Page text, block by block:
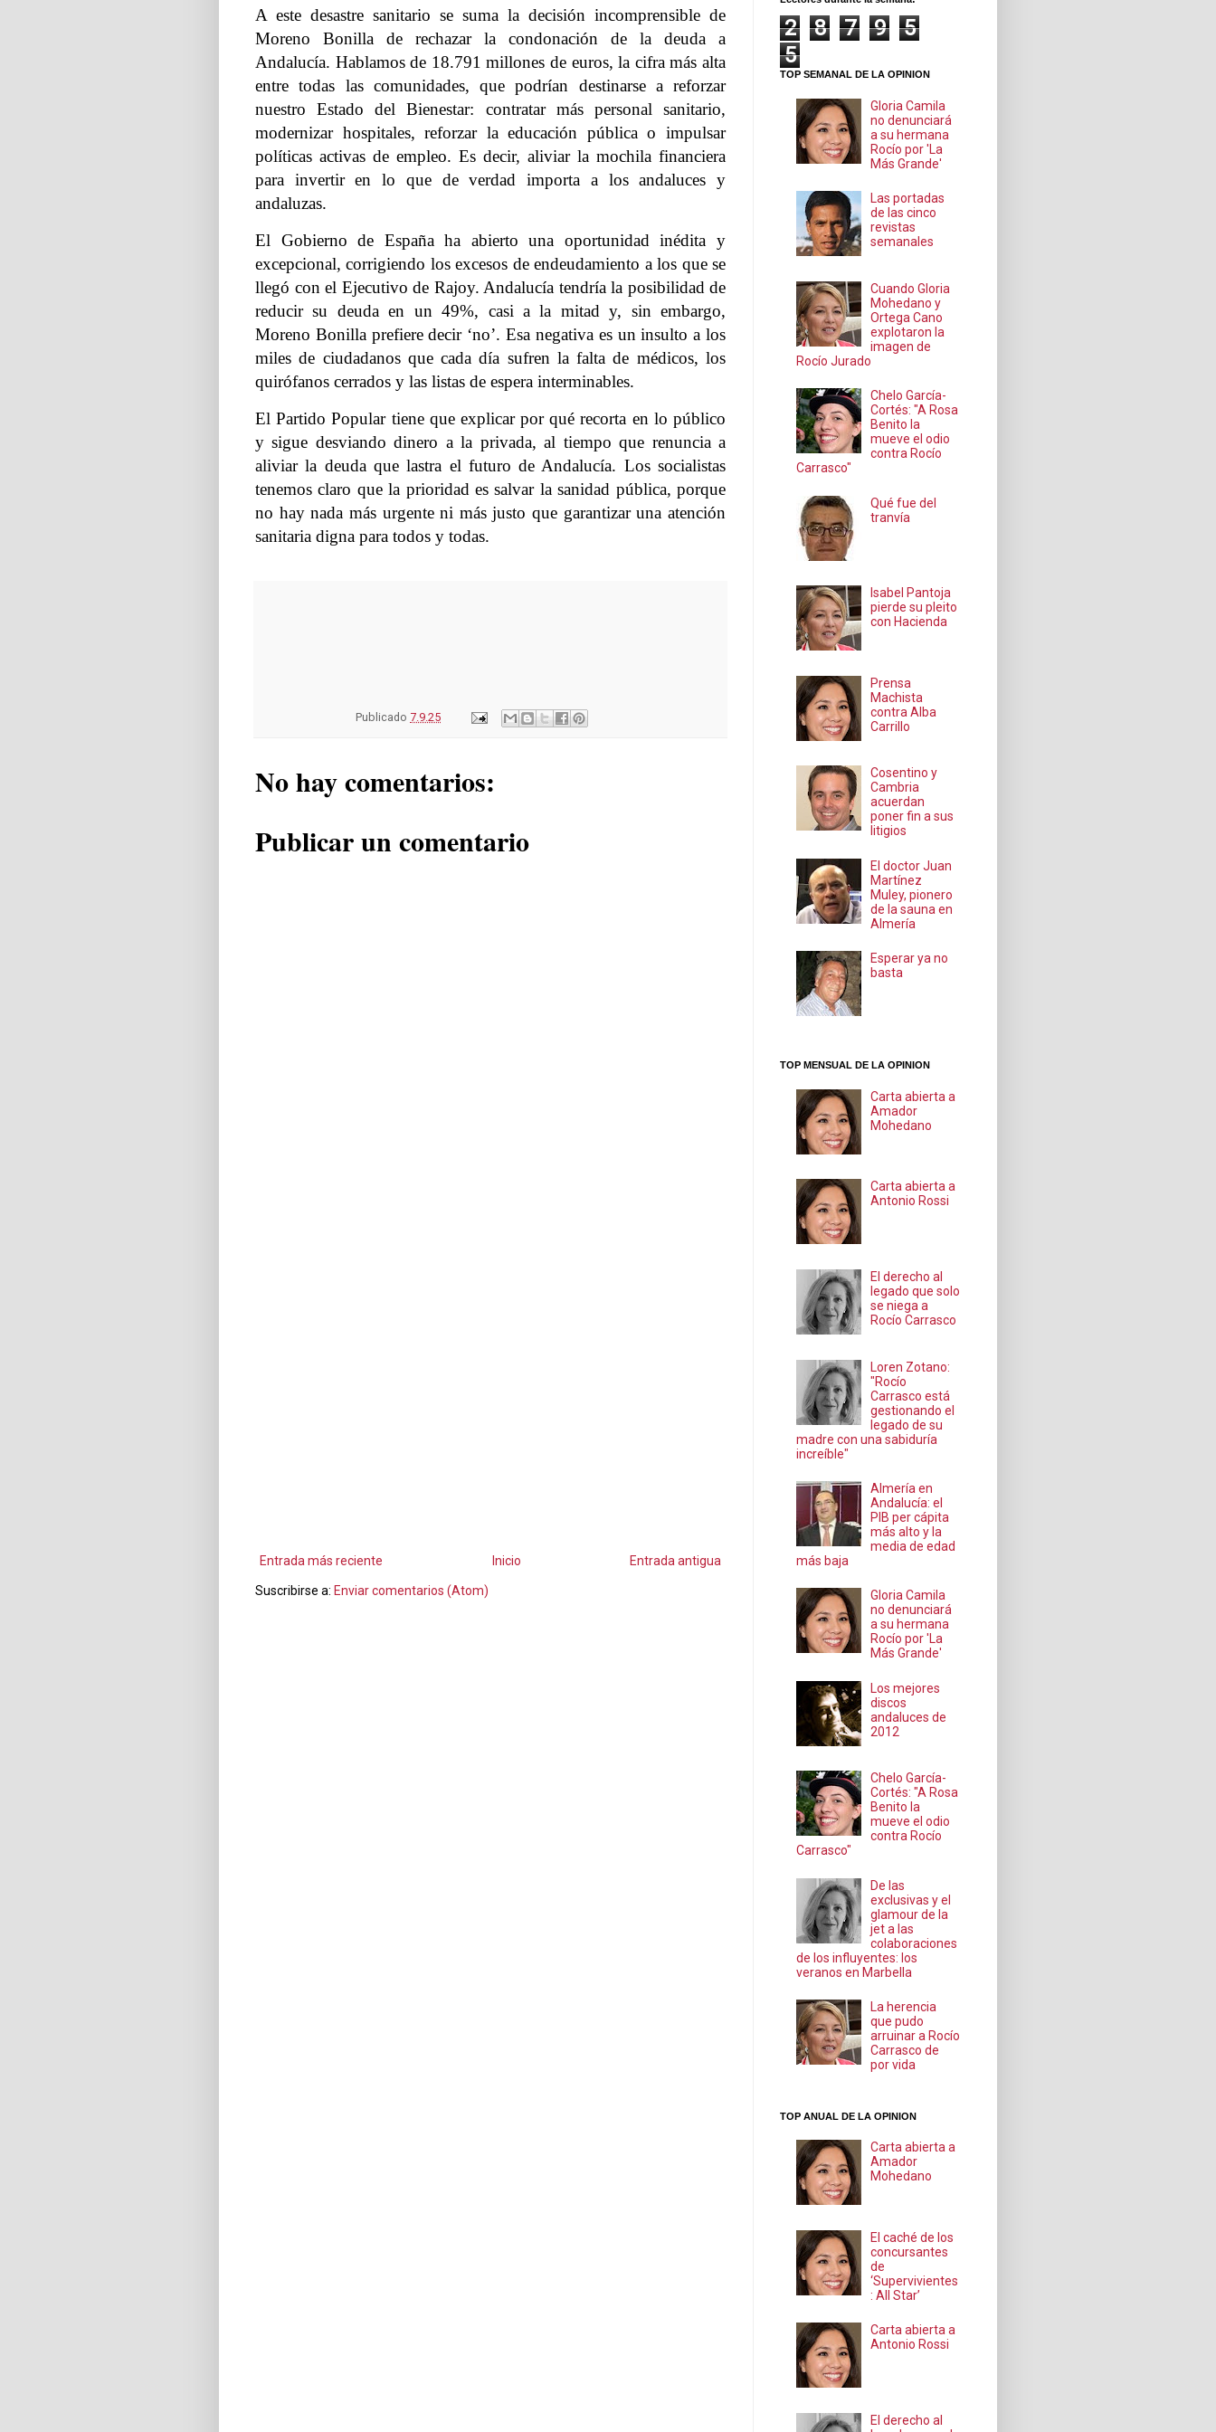
A este desastre sanitario se suma la decisión incomprensible de
Moreno Bonilla de rechazar la condonación de la deuda a
Andalucía. Hablamos de 18.791 millones de euros, la cifra más alta
entre todas las comunidades, que podrían destinarse a reforzar
nuestro Estado del Bienestar: contratar más personal sanitario,
modernizar hospitales, reforzar la educación pública o impulsar
políticas activas de empleo. Es decir, aliviar la mochila financiera
para invertir en lo que de verdad importa a los andaluces y
andaluzas.
El Gobierno de España ha abierto una oportunidad inédita y
excepcional, corrigiendo los excesos de endeudamiento a los que se
llegó con el Ejecutivo de Rajoy. Andalucía tendría la posibilidad de
reducir su deuda en un 49%, casi a la mitad y, sin embargo,
Moreno Bonilla prefiere decir ‘no’. Esa negativa es un insulto a los
miles de ciudadanos que cada día sufren la falta de médicos, los
quirófanos cerrados y las listas de espera interminables.
El Partido Popular tiene que explicar por qué recorta en lo público
y sigue desviando dinero a la privada, al tiempo que renuncia a
aliviar la deuda que lastra el futuro de Andalucía. Los socialistas
tenemos claro que la prioridad es salvar la sanidad pública, porque
no hay nada más urgente ni más justo que garantizar una atención
sanitaria digna para todos y todas.
Publicado 7.9.25
No hay comentarios:
Publicar un comentario
Entrada más reciente Entrada antigua
Inicio
Suscribirse a: Enviar comentarios (Atom)
2 8 7 9
5
5
TOP SEMANAL DE LA OPINION
Gloria Camila
no denunciará
a su hermana
Rocío por 'La
Más Grande'
Las portadas
de las cinco
revistas
semanales
Cuando Gloria
Mohedano y
Ortega Cano
explotaron la
imagen de
Rocío Jurado
Chelo García-
Cortés: "A Rosa
Benito la
mueve el odio
contra Rocío
Carrasco"
Qué fue del
tranvía
Isabel Pantoja
pierde su pleito
con Hacienda
Prensa
Machista
contra Alba
Carrillo
Cosentino y
Cambria
acuerdan
poner fin a sus
litigios
El doctor Juan
Martínez
Muley, pionero
de la sauna en
Almería
Esperar ya no
basta
TOP MENSUAL DE LA OPINION
Carta abierta a
Amador
Mohedano
Carta abierta a
Antonio Rossi
El derecho al
legado que solo
se niega a
Rocío Carrasco
Loren Zotano:
"Rocío
Carrasco está
gestionando el
legado de su
madre con una sabiduría
increíble"
Almería en
Andalucía: el
PIB per cápita
más alto y la
media de edad
más baja
Gloria Camila
no denunciará
a su hermana
Rocío por 'La
Más Grande'
Los mejores
discos
andaluces de
2012
Chelo García-
Cortés: "A Rosa
Benito la
mueve el odio
contra Rocío
Carrasco"
De las
exclusivas y el
glamour de la
jet a las
colaboraciones
de los influyentes: los
veranos en Marbella
La herencia
que pudo
arruinar a Rocío
Carrasco de
por vida
TOP ANUAL DE LA OPINION
Carta abierta a
Amador
Mohedano
El caché de los
concursantes
de
‘Supervivientes
: All Star’
Carta abierta a
Antonio Rossi
El derecho al